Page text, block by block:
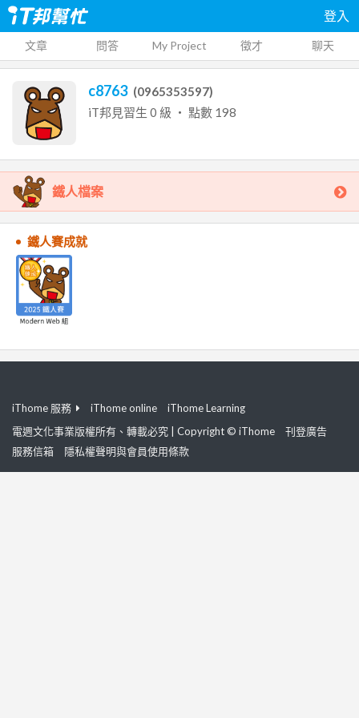
登入
文章 問答 My Project 徵才 聊天
c8763 (0965353597)
iT邦見習生 0 級 ‧ 點數 198
鐵人檔案
鐵人賽成就
iThome 服務 iThome online
iThome Learning
電週文化事業版權所有、轉載必究 | Copyright © iThome
刊登廣告
服務信箱
隱私權聲明與會員使用條款